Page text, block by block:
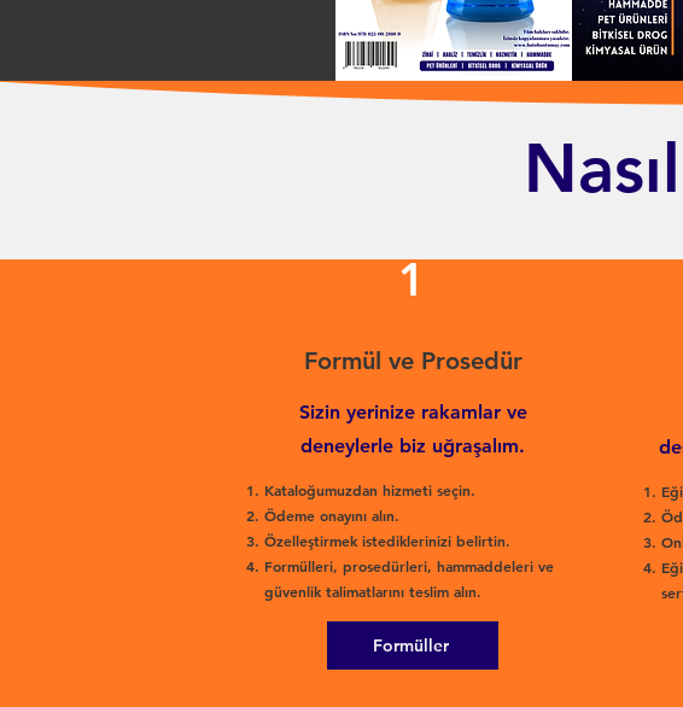
1
Formül ve Prosedür
Sizin yerinize rakamlar ve
deneylerle biz uğraşalım.
Kataloğumuzdan hizmeti seçin.
Ödeme onayını alın.
Özelleştirmek istediklerinizi belirtin.
Formülleri, prosedürleri, hammaddeleri ve
güvenlik talimatlarını teslim alın.
Formüller